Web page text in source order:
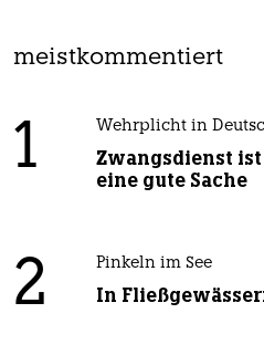
meistkommentiert
1 Wehrplicht in
Zwangsdienst
eine gute Sache
2 Pinkeln im See
In